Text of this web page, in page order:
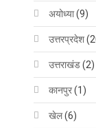
अयोध्या(9)
उत्तरप्रदेश
उत्तराखंड(2)
कानपुर(1)
खेल(6)